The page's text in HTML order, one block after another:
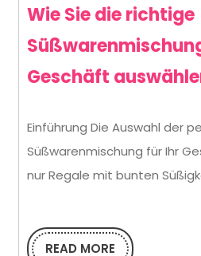
Wie Sie die richtige
Geschäft
Einführung Die Auswahl der
Süßwarenmischung für Ihr
nur Regale mit bunten
READ MORE